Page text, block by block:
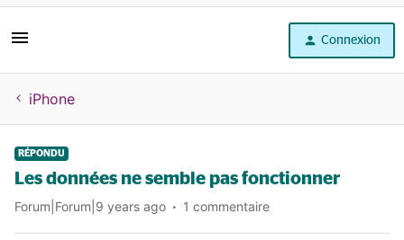
Libre service
Aide
Connexion
iPhone
RÉPONDU
Les données ne semble pas fonctionner
Forum|Forum|9 years ago 1 commentaire